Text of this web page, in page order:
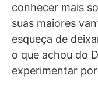
conhecer mais
suas maiores
esqueça de
o que achou do
experimentar